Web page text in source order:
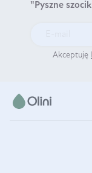
"Pyszne
Akceptuję